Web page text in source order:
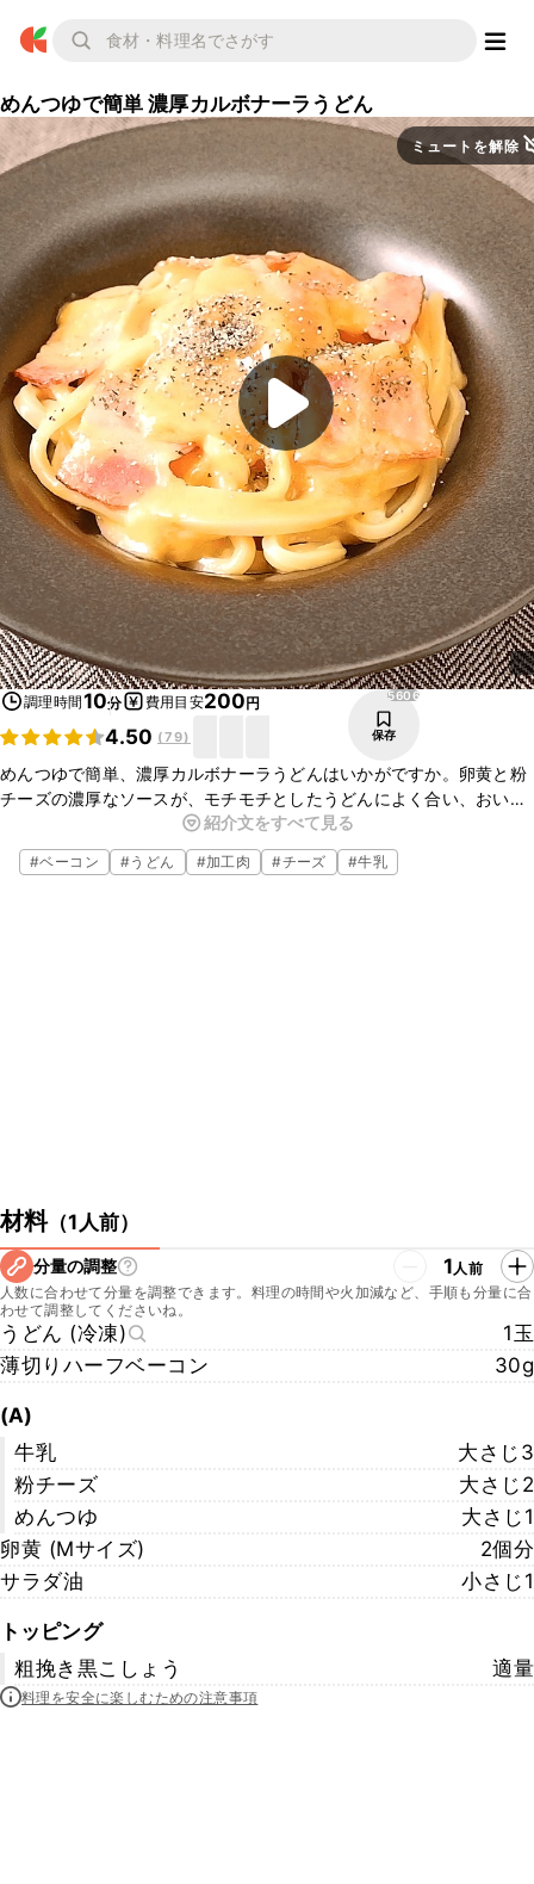
めんつゆで簡単 濃厚カルボナーラうどん
ミュートを解除
調理時間10分 費用目安200円
4.50 (79)
5606
保存
めんつゆで簡単、濃厚カルボナーラうどんはいかがですか。卵黄と粉
チーズの濃厚なソースが、モチモチとしたうどんによく合い、おいし
いですよ。簡単なのでぜひお試しくださいね。
紹介文をすべて見る
#ベーコン #うどん #加工肉 #チーズ #牛乳
材料（1人前）
分量の調整 1人前
人数に合わせて分量を調整できます。料理の時間や火加減など、手順も分量に合
わせて調整してくださいね。
うどん (冷凍)
1玉
薄切りハーフベーコン
30g
(A)
牛乳
大さじ3
粉チーズ
大さじ2
めんつゆ
大さじ1
卵黄 (Mサイズ)
2個分
サラダ油
小さじ1
トッピング
粗挽き黒こしょう
適量
料理を安全に楽しむための注意事項